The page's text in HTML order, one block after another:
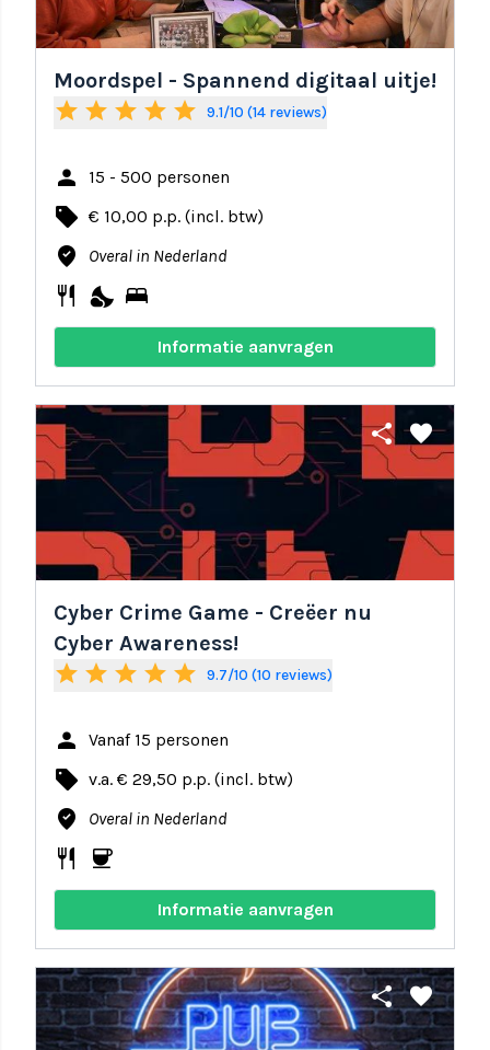
Moordspel - Spannend digitaal uitje!
star star star star star 9.1/10 (14 reviews)
person 15 - 500 personen
local_offer € 10,00 p.p. (incl. btw)
where_to_vote Overal in Nederland
restaurant nights_stay bed
Informatie aanvragen
share favorite
Cyber Crime Game - Creëer nu
Cyber Awareness!
star star star star star 9.7/10 (10 reviews)
person Vanaf 15 personen
local_offer v.a. € 29,50 p.p. (incl. btw)
where_to_vote Overal in Nederland
restaurant coffee
Informatie aanvragen
share favorite